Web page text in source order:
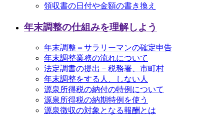
領収書の日付や金額の書き換え
年末調整の仕組みを理解しよう
年末調整＝サラリーマンの確定申告
年末調整業務の流れについて
法定調書の提出－税務署、市町村
年末調整をする人、しない人
源泉所得税の納付の特例について
源泉所得税の納期特例を使う
源泉徴収の対象となる報酬とは